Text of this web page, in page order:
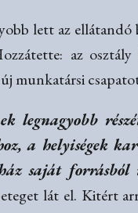
lett az ellátandó
az
munkatársi
legnagyobb
a helyiségek
saját
lát el. Kitért